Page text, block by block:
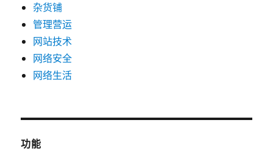
杂货铺
管理营运
网站技术
网络安全
网络生活
功能